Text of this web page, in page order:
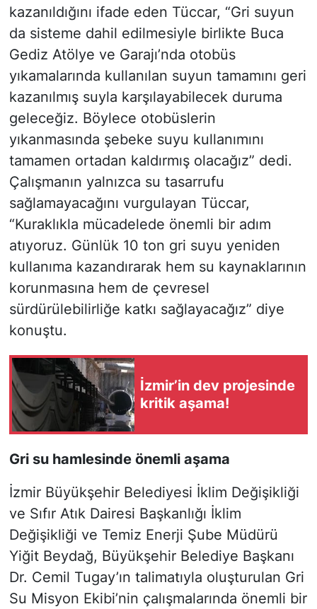
kazanıldığını ifade eden Tüccar, “Gri suyun
da sisteme dahil edilmesiyle birlikte Buca
Gediz Atölye ve Garajı’nda otobüs
yıkamalarında kullanılan suyun tamamını geri
kazanılmış suyla karşılayabilecek duruma
geleceğiz. Böylece otobüslerin
yıkanmasında şebeke suyu kullanımını
tamamen ortadan kaldırmış olacağız” dedi.
Çalışmanın yalnızca su tasarrufu
sağlamayacağını vurgulayan Tüccar,
“Kuraklıkla mücadelede önemli bir adım
atıyoruz. Günlük 10 ton gri suyu yeniden
kullanıma kazandırarak hem su kaynaklarının
korunmasına hem de çevresel
sürdürülebilirliğe katkı sağlayacağız” diye
konuştu.
İzmir’in dev projesinde
kritik aşama!
Gri su hamlesinde önemli aşama
İzmir Büyükşehir Belediyesi İklim Değişikliği
ve Sıfır Atık Dairesi Başkanlığı İklim
Değişikliği ve Temiz Enerji Şube Müdürü
Yiğit Beydağ, Büyükşehir Belediye Başkanı
Dr. Cemil Tugay’ın talimatıyla oluşturulan Gri
Su Misyon Ekibi’nin çalışmalarında önemli bir